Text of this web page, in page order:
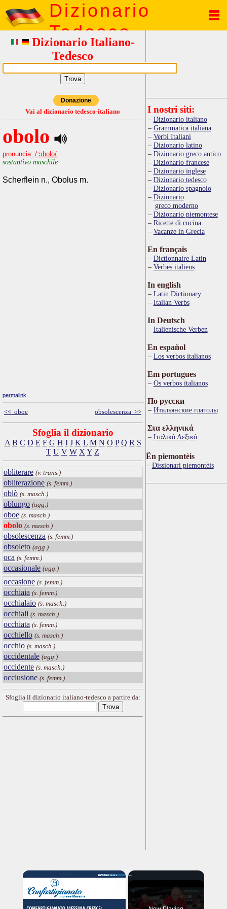
Dizionario
Tedesco
Dizionario Italiano-
Tedesco
Donazione
Vai al dizionario tedesco-italiano
obolo
pronuncia: /ˈɔbolo/
sostantivo maschile
Scherflein n., Obolus m.
permalink
<< oboe obsolescenza >>
Sfoglia il dizionario
A B C D E F G H I J K L M N O P Q R S
T U V W X Y Z
obliterare (v. trans.)
obliterazione (s. femm.)
oblò (s. masch.)
oblungo (agg.)
oboe (s. masch.)
obolo (s. masch.)
obsolescenza (s. femm.)
obsoleto (agg.)
oca (s. femm.)
occasionale (agg.)
occasione (s. femm.)
occhiaia (s. femm.)
occhialaio (s. masch.)
occhiali (s. masch.)
occhiata (s. femm.)
occhiello (s. masch.)
occhio (s. masch.)
occidentale (agg.)
occidente (s. masch.)
occlusione (s. femm.)
Sfoglia il dizionario italiano-tedesco a partire da:
I nostri siti:
Dizionario italiano
Grammatica italiana
Verbi Italiani
Dizionario latino
Dizionario greco antico
Dizionario francese
Dizionario inglese
Dizionario tedesco
Dizionario spagnolo
Dizionario
greco moderno
Dizionario piemontese
Ricette di cucina
Vacanze in Grecia
En français
Dictionnaire Latin
Verbes italiens
In english
Latin Dictionary
Italian Verbs
In Deutsch
Italienische Verben
En español
Los verbos italianos
Em portugues
Os verbos italianos
По русски
Итальянские глаголы
Στα ελληνικά
Ιταλικό Λεξικό
Ën piemontèis
Dissionari piemontèis
×